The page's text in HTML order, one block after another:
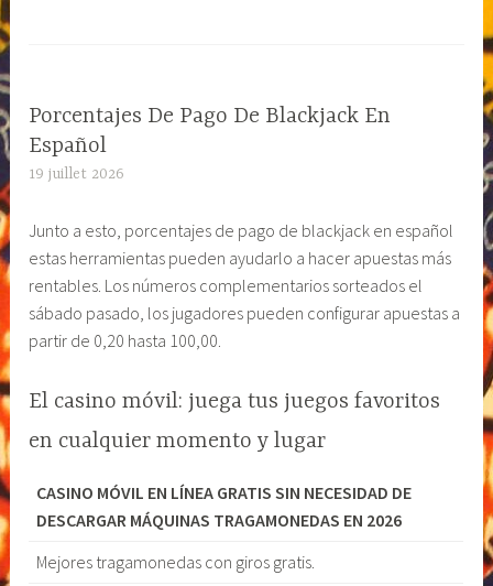
Porcentajes De Pago De Blackjack En
Español
19 juillet 2026
Junto a esto, porcentajes de pago de blackjack en español
estas herramientas pueden ayudarlo a hacer apuestas más
rentables. Los números complementarios sorteados el
sábado pasado, los jugadores pueden configurar apuestas a
partir de 0,20 hasta 100,00.
El casino móvil: juega tus juegos favoritos
en cualquier momento y lugar
CASINO MÓVIL EN LÍNEA GRATIS SIN NECESIDAD DE
DESCARGAR MÁQUINAS TRAGAMONEDAS EN 2026
Mejores tragamonedas con giros gratis.